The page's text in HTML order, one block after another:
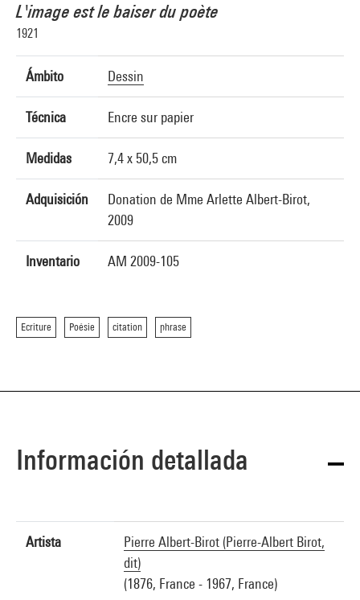
L'image est le baiser du poète
1921
Ámbito Dessin
Técnica Encre sur papier
Medidas 7,4 x 50,5 cm
Adquisición
Donation de Mme Arlette Albert-Birot,
2009
Inventario AM 2009-105
Ecriture Poésie citation phrase
Información detallada
Artista
Pierre Albert-Birot (Pierre-Albert Birot,
dit)
(1876, France - 1967, France)